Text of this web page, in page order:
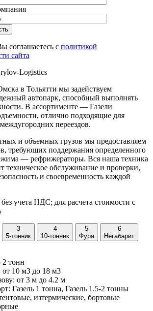
соглашаетесь с политикой
сайта
Logistics
в Тольятти мы задействуем
автопарк, способный выполнять
В ассортименте — Газели
отлично подходящие для
переездов.
и объемных грузов мы предоставляем
требующих поддержания определенного
— рефрижераторы. Вся наша техника
техническое обслуживание и проверки,
и своевременность каждой
учета НДС; для расчета стоимости с
3
5-тонник
4
10-тонник
5
Фура
6
Негабарит
2 тонн
от 10 м3 до 18 м3
от 3 м до 4.2 м
Газель 1 тонна, Газель 1.5-2 тонны
изтермические, бортовые